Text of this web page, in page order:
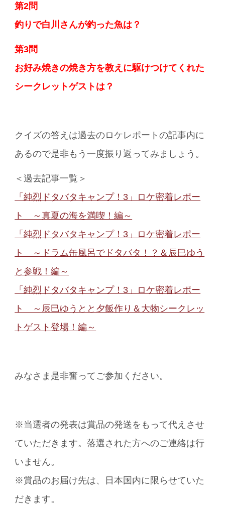
第2問
釣りで白川さんが釣った魚は？
第3問
お好み焼きの焼き方を教えに駆けつけてくれた
シークレットゲストは？
クイズの答えは過去のロケレポートの記事内に
あるので是非もう一度振り返ってみましょう。
＜過去記事一覧＞
「純烈ドタバタキャンプ！3」ロケ密着レポー
ト ～真夏の海を満喫！編～
「純烈ドタバタキャンプ！3」ロケ密着レポー
ト ～ドラム缶風呂でドタバタ！？＆辰巳ゆう
と参戦！編～
「純烈ドタバタキャンプ！3」ロケ密着レポー
ト ～辰巳ゆうとと夕飯作り＆大物シークレッ
トゲスト登場！編～
みなさま是非奮ってご参加ください。
※当選者の発表は賞品の発送をもって代えさせ
ていただきます。落選された方へのご連絡は行
いません。
※賞品のお届け先は、日本国内に限らせていた
だきます。